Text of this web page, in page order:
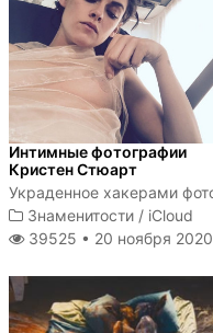
Интимные фотографии
Кристен Стюарт
Знаменитости / iCloud
39525 • 20 ноября 2020